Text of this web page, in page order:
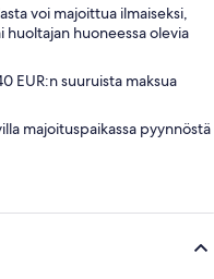
voi majoittua ilmaiseksi,
huoneessa olevia
EUR:n suuruista maksua
majoituspaikassa pyynnöstä